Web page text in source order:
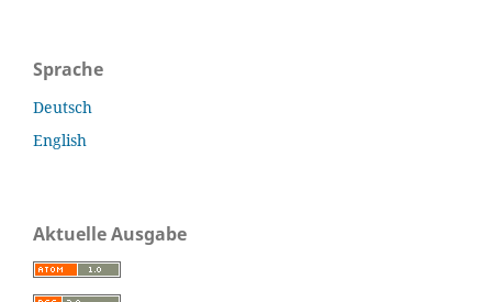
Sprache
Deutsch
English
Aktuelle Ausgabe